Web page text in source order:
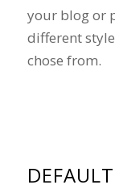
your blog or
different
chose from.